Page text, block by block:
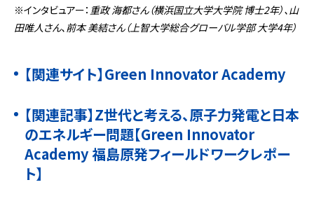
※インタビュアー： 重政 海都さん（横浜国立大学大学院 博士2年）、山
田唯人さん、前本 美結さん（上智大学総合グローバル学部 大学4年）
【関連サイト】Green Innovator Academy
【関連記事】Z世代と考える、原子力発電と日本
のエネルギー問題【Green Innovator
Academy 福島原発フィールドワークレポー
ト】